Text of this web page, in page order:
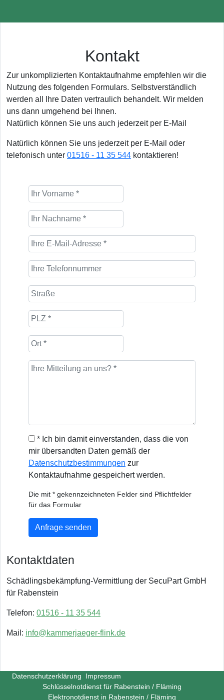
Kontakt
Zur unkomplizierten Kontaktaufnahme empfehlen wir die
Nutzung des folgenden Formulars. Selbstverständlich
werden all Ihre Daten vertraulich behandelt. Wir melden
uns dann umgehend bei Ihnen.
Natürlich können Sie uns auch jederzeit per E-Mail
Natürlich können Sie uns jederzeit per E-Mail oder
telefonisch unter 01516 - 11 35 544 kontaktieren!
* Ich bin damit einverstanden, dass die von
mir übersandten Daten gemäß der
Datenschutzbestimmungen zur
Kontaktaufnahme gespeichert werden.
Die mit * gekennzeichneten Felder sind Pflichtfelder
für das Formular
Anfrage senden
Kontaktdaten
Schädlingsbekämpfung-Vermittlung der SecuPart GmbH
für Rabenstein
Telefon: 01516 - 11 35 544
Mail: info@kammerjaeger-flink.de
Datenschutzerklärung
Impressum
Schlüsselnotdienst für Rabenstein / Fläming
Elektronotdienst in Rabenstein / Fläming